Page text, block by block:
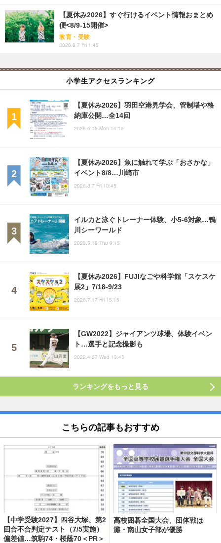
【夏休み2026】すぐ行けるイベント情報おまとめ
便<8/9-15開催>
教育・受験
2026.8.7 Fri 1:45
小学生アクセスランキング
【夏休み2026】羽田空港見学会、管制塔や格
納庫公開…全14回
2026.6.15 Mon 14:15
【夏休み2026】魚に触れて学ぶ「おさかな」
イベント8/8…川崎市
2026.8.7 Fri 10:45
イルカと泳ぐトレーナー体験、小5-6対象…鴨
川シーワールド
2023.5.18 Thu 9:15
【夏休み2026】FUJIなごや科学館「スケスケ
展2」7/18-9/23
2026.7.17 Fri 15:15
【GW2022】ジャイアンツ球場、体験イベン
ト…選手と記念撮影も
2022.4.27 Wed 13:45
ランキングをもっと見る
こちらの記事もおすすめ
【中学受験2027】四谷大塚、第2
回合不合判定テスト（7/5実施）
偏差値…筑駒74・桜蔭70＜PR＞
高校囲碁全国大会、団体戦は
灘・南山女子部が優勝